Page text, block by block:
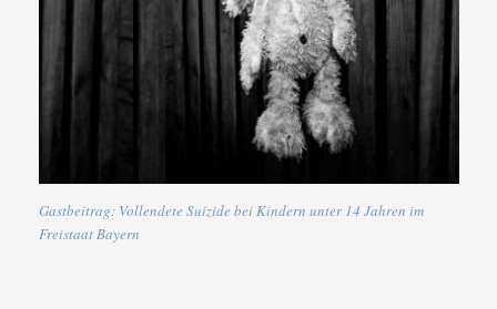
Gastbeitrag: Vollendete Suizide bei Kindern unter 14 Jahren im
Freistaat Bayern